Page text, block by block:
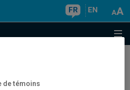
FR EN
des pièces en ligne
de témoins